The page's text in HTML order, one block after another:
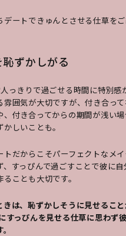
デートできゅんとさせる仕草を
ずかしがる
っきりで過ごせる時間に特別感
雰囲気が大切ですが、付き合っ
、付き合ってからの期間が浅い
しいことも。
トだからこそパーフェクトなメ
、すっぴんで過ごすことで彼に
ことも大切です。
きは、恥ずかしそうに見せるこ
すっぴんを見せる仕草に思わず